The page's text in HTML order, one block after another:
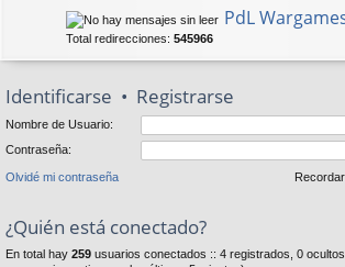
PdL
Total redirecciones: 545966
Identificarse • Registrarse
Nombre de Usuario:
Contraseña:
Olvidé mi contraseña Recordar
¿Quién está conectado?
En total hay 259 usuarios conectados :: 4 registrados, 0